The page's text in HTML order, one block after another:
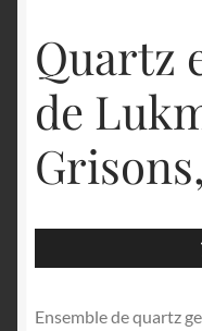
Quartz
de
Ensemble de quartz